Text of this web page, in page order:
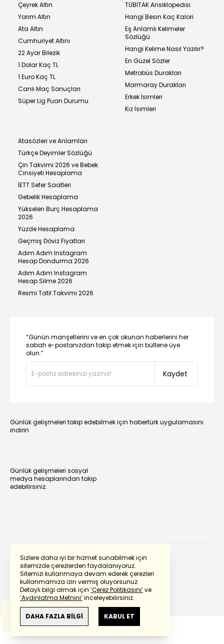
Sizlere daha iyi bir hizmet sunabilmek için
sitemizde çerezlerden faydalanıyoruz.
Sitemizi kullanmaya devam ederek çerezleri
kullanmamıza izin vermiş oluyorsunuz.
Detaylı bilgi almak için ‘Çerez Politikasını’ve
‘Aydınlatma Metnini’inceleyebilirsiniz.
DAHA FAZLA BİLGİ KABUL ET
Çeyrek Altın
Yarım Altın
Ata Altın
Cumhuriyet Altını
22 Ayar Bilezik
1 Dolar Kaç TL
1 Euro Kaç TL
Canlı Maç Sonuçları
Süper Lig Puan Durumu
TÜBİTAK Ansiklopedisi
Hangi Besin Kaç Kalori
Eş Anlamlı Kelimeler
Sözlüğü
Hangi Kelime Nasıl Yazılır?
En Güzel Sözler
Metrobüs Durakları
Marmaray Durakları
Erkek İsimleri
Kız İsimleri
Atasözleri ve Anlamları
Türkçe Deyimler Sözlüğü
Çin Takvimi 2026 ve Bebek
Cinsiyeti Hesaplama
İETT Sefer Saatleri
Gebelik Hesaplama
Yükselen Burç Hesaplama
2026
Yüzde Hesaplama
Geçmiş Döviz Fiyatları
Adım Adım Instagram
Hesap Dondurma 2026
Adım Adım Instagram
Hesap Silme 2026
Resmi Tatil Takvimi 2026
“Günün manşetlerini ve en çok okunan haberlerini her
sabah e-postanızdan takip etmek için bültene üye
olun.”
Kaydet
Günlük gelişmeleri takip edebilmek için habertürk uygulamasını
indirin
Günlük gelişmeleri sosyal
medya hesaplarından takip
edebilirsiniz.
Powered by Translate
Bu çevirideGoogle Transletekullanılmıştır.
Anlam ve çeviri hatalarından
haberturk.com
sorumlu değildir.